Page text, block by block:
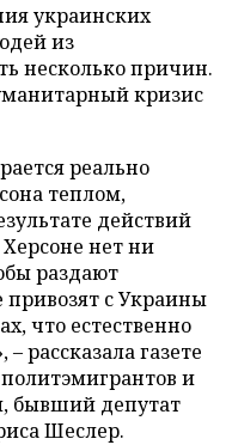
украинских
из
несколько причин.
кризис
реально
теплом,
действий
нет ни
раздают
с Украины
что естественно
рассказала газете
и
бывший депутат
Шеслер.